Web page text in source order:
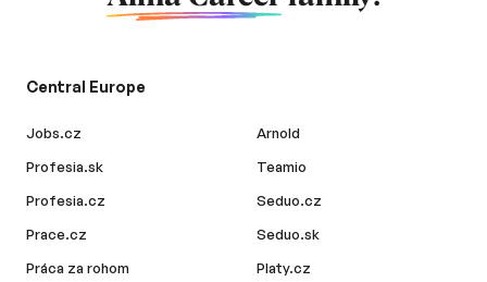
Central Europe
Jobs.cz
Profesia.sk
Profesia.cz
Prace.cz
Práca za rohom
Arnold
Teamio
Seduo.cz
Seduo.sk
Platy.cz